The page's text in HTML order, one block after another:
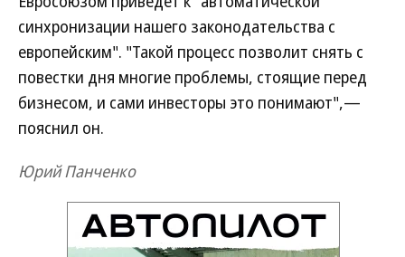
синхронизации нашего законодательства с
европейским". "Такой процесс позволит снять с
повестки дня многие проблемы, стоящие перед
бизнесом, и сами инвесторы это понимают",—
пояснил он.
Юрий Панченко